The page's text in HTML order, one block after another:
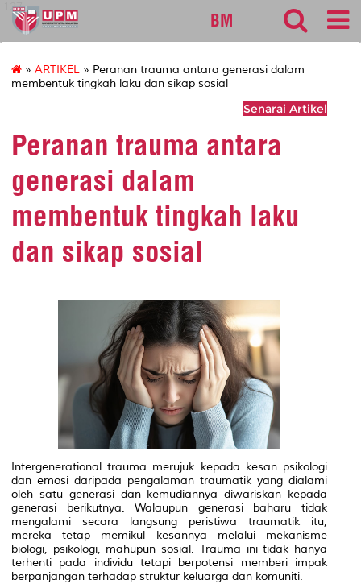
127
BM
» ARTIKEL » Peranan trauma antara generasi dalam
membentuk tingkah laku dan sikap sosial
Senarai Artikel
Peranan trauma antara
generasi dalam
membentuk tingkah laku
dan sikap sosial
Intergenerational trauma merujuk kepada kesan psikologi
dan emosi daripada pengalaman traumatik yang dialami
oleh satu generasi dan kemudiannya diwariskan kepada
generasi berikutnya. Walaupun generasi baharu tidak
mengalami secara langsung peristiwa traumatik itu,
mereka tetap memikul kesannya melalui mekanisme
biologi, psikologi, mahupun sosial. Trauma ini tidak hanya
terhenti pada individu tetapi berpotensi memberi impak
berpanjangan terhadap struktur keluarga dan komuniti.